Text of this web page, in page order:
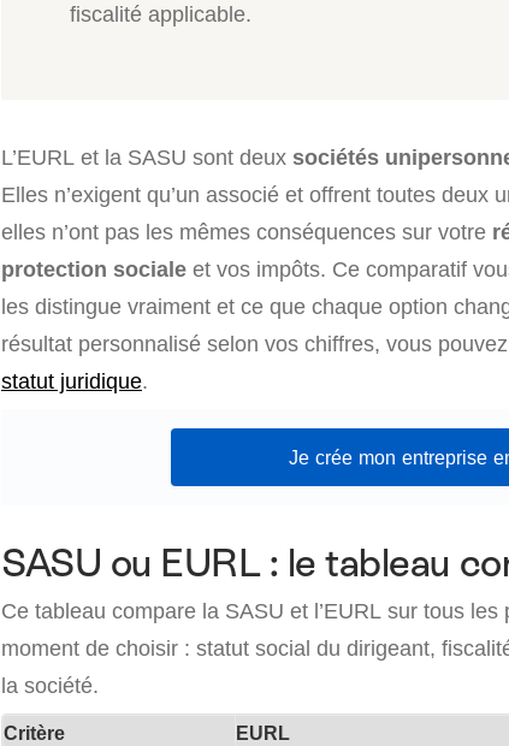
fiscalité applicable.
L’EURL et la SASU sont deux sociétés
Elles n’exigent qu’un associé et offrent toutes deux
elles n’ont pas les mêmes conséquences sur votre
protection sociale et vos impôts. Ce comparatif
les distingue vraiment et ce que chaque option
résultat personnalisé selon vos chiffres, vous
statut juridique.
Je crée mon entreprise
SASU ou EURL : le tableau
Ce tableau compare la SASU et l’EURL sur tous
moment de choisir : statut social du dirigeant,
la société.
Critère EURL